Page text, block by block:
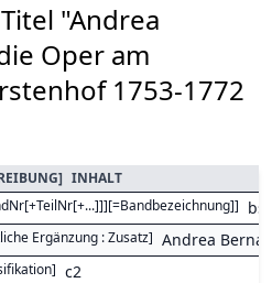
"Andrea
Oper am
1753-1772
] INHALT
]
Ergänzung : Zusatz] Andrea
] c2